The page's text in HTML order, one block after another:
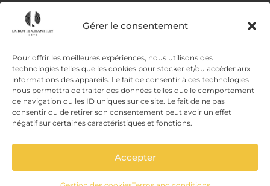
Gérer le consentement
Pour offrir les meilleures expériences, nous utilisons des
technologies telles que les cookies pour stocker et/ou accéder aux
informations des appareils. Le fait de consentir à ces technologies
nous permettra de traiter des données telles que le comportement
de navigation ou les ID uniques sur ce site. Le fait de ne pas
consentir ou de retirer son consentement peut avoir un effet
négatif sur certaines caractéristiques et fonctions.
Accepter
English
DELIVERY METHODS
PAYMENT METHODS